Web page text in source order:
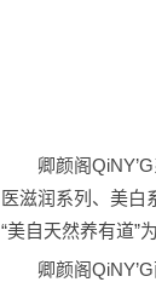
卿颜阁
医滋润系列、美白
“美自天然养有道”
卿颜阁